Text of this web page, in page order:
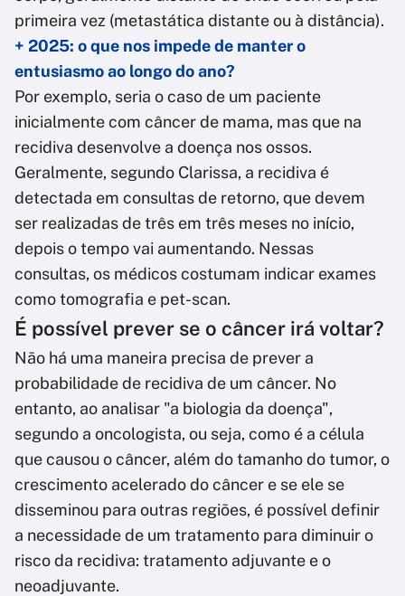
primeira vez (metastática distante ou à distância).
+ 2025: o que nos impede de manter o
entusiasmo ao longo do ano?
Por exemplo, seria o caso de um paciente
inicialmente com câncer de mama, mas que na
recidiva desenvolve a doença nos ossos.
Geralmente, segundo Clarissa, a recidiva é
detectada em consultas de retorno, que devem
ser realizadas de três em três meses no início,
depois o tempo vai aumentando. Nessas
consultas, os médicos costumam indicar exames
como tomografia e pet-scan.
É possível prever se o câncer irá voltar?
Não há uma maneira precisa de prever a
probabilidade de recidiva de um câncer. No
entanto, ao analisar "a biologia da doença",
segundo a oncologista, ou seja, como é a célula
que causou o câncer, além do tamanho do tumor, o
crescimento acelerado do câncer e se ele se
disseminou para outras regiões, é possível definir
a necessidade de um tratamento para diminuir o
risco da recidiva: tratamento adjuvante e o
neoadjuvante.